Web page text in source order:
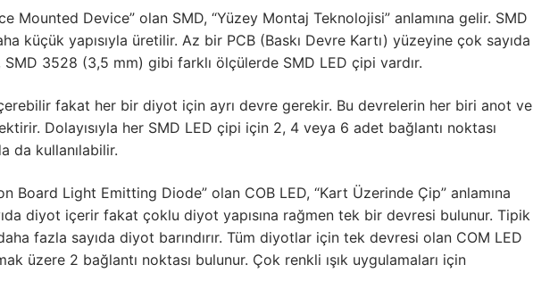
Cephe Animasyon WallWasher Serisi
Turkish
Mounted Device” olan SMD, “Yüzey Montaj Teknolojisi” anlamına gelir. SMD
küçük yapısıyla üretilir. Az bir PCB (Baskı Devre Kartı) yüzeyine çok sayıda
3528 (3,5 mm) gibi farklı ölçülerde SMD LED çipi vardır.
fakat her bir diyot için ayrı devre gerekir. Bu devrelerin her biri anot ve
Dolayısıyla her SMD LED çipi için 2, 4 veya 6 adet bağlantı noktası
da kullanılabilir.
Board Light Emitting Diode” olan COB LED, “Kart Üzerinde Çip” anlamına
diyot içerir fakat çoklu diyot yapısına rağmen tek bir devresi bulunur. Tipik
fazla sayıda diyot barındırır. Tüm diyotlar için tek devresi olan COM LED
üzere 2 bağlantı noktası bulunur. Çok renkli ışık uygulamaları için